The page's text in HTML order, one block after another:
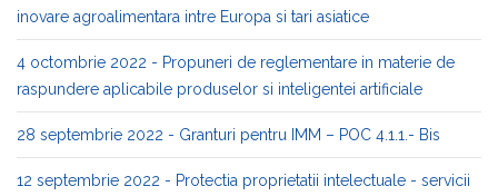
inovare agroalimentara intre Europa si tari asiatice
4 octombrie 2022 - Propuneri de reglementare in materie de
raspundere aplicabile produselor si inteligentei artificiale
28 septembrie 2022 - Granturi pentru IMM – POC 4.1.1.- Bis
12 septembrie 2022 - Protectia proprietatii intelectuale - servicii